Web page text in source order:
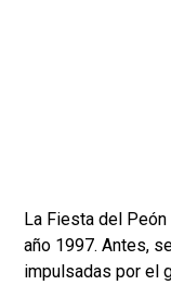
La Fiesta del
año 1997. Antes,
impulsadas por el